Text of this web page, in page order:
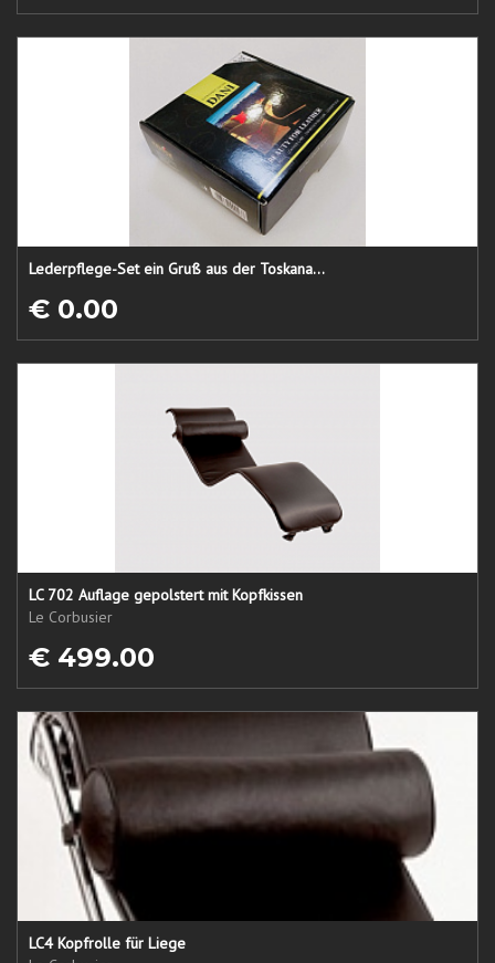
Lederpflege-Set ein Gruß aus der Toskana...
€ 0.00
LC 702 Auflage gepolstert mit Kopfkissen
Le Corbusier
€ 499.00
LC4 Kopfrolle für Liege